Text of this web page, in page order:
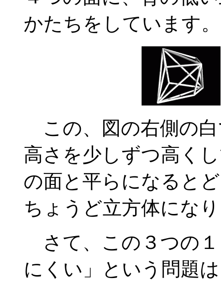
かたちをしています。
この、図の右側の
高さを少しずつ高く
の面と平らになると
ちょうど立方体にな
さて、この３つの
にくい」という問題